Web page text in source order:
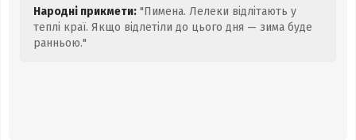
Народні прикмети: "Пимена. Лелеки відлітають у
теплі краї. Якщо відлетіли до цього дня — зима буде
ранньою."